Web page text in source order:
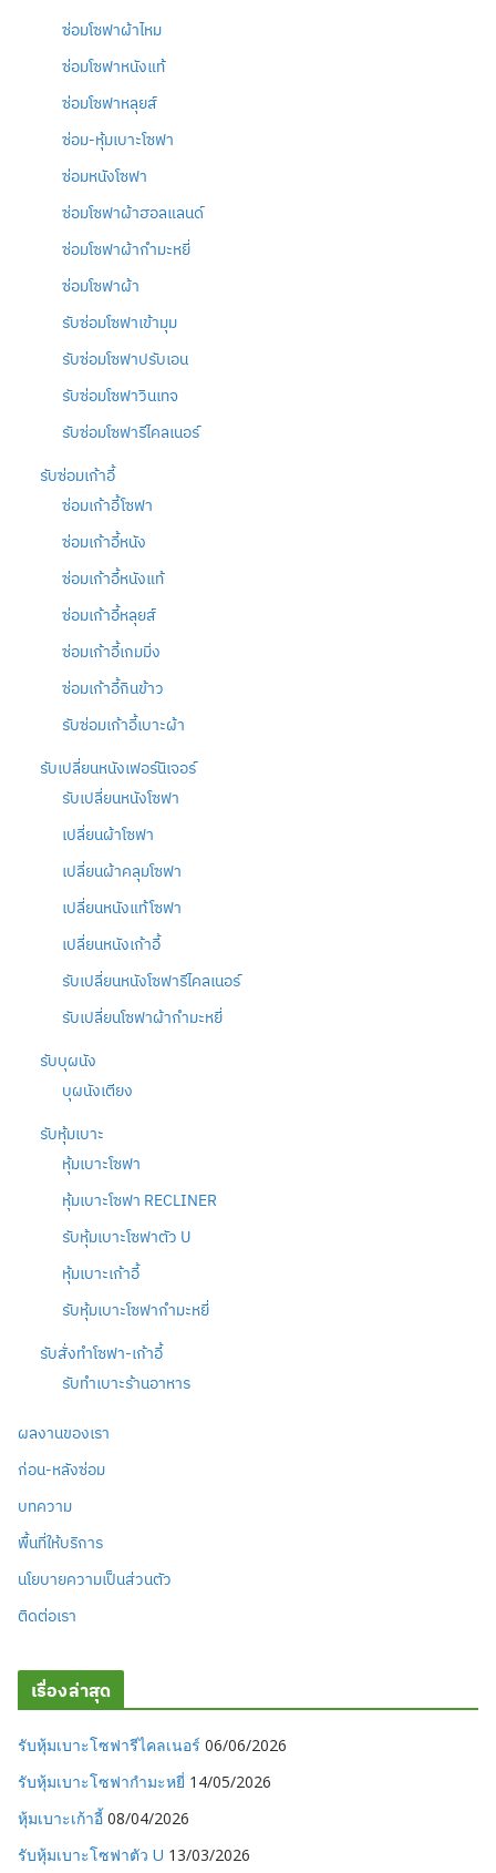
ซ่อมโซฟาผ้าไหม
ซ่อมโซฟาหนังแท้
ซ่อมโซฟาหลุยส์
ซ่อม-หุ้มเบาะโซฟา
ซ่อมหนังโซฟา
ซ่อมโซฟาผ้าฮอลแลนด์
ซ่อมโซฟาผ้ากำมะหยี่
ซ่อมโซฟาผ้า
รับซ่อมโซฟาเข้ามุม
รับซ่อมโซฟาปรับเอน
รับซ่อมโซฟาวินเทจ
รับซ่อมโซฟารีไคลเนอร์
รับซ่อมเก้าอี้
ซ่อมเก้าอี้โซฟา
ซ่อมเก้าอี้หนัง
ซ่อมเก้าอี้หนังแท้
ซ่อมเก้าอี้หลุยส์
ซ่อมเก้าอี้เกมมิ่ง
ซ่อมเก้าอี้กินข้าว
รับซ่อมเก้าอี้เบาะผ้า
รับเปลี่ยนหนังเฟอร์นิเจอร์
รับเปลี่ยนหนังโซฟา
เปลี่ยนผ้าโซฟา
เปลี่ยนผ้าคลุมโซฟา
เปลี่ยนหนังแท้โซฟา
เปลี่ยนหนังเก้าอี้
รับเปลี่ยนหนังโซฟารีไคลเนอร์
รับเปลี่ยนโซฟาผ้ากำมะหยี่
รับบุผนัง
บุผนังเตียง
รับหุ้มเบาะ
หุ้มเบาะโซฟา
หุ้มเบาะโซฟา RECLINER
รับหุ้มเบาะโซฟาตัว U
หุ้มเบาะเก้าอี้
รับหุ้มเบาะโซฟากำมะหยี่
รับสั่งทำโซฟา-เก้าอี้
รับทำเบาะร้านอาหาร
ผลงานของเรา
ก่อน-หลังซ่อม
บทความ
พื้นที่ให้บริการ
นโยบายความเป็นส่วนตัว
ติดต่อเรา
เรื่องล่าสุด
รับหุ้มเบาะโซฟารีไคลเนอร์ 06/06/2026
รับหุ้มเบาะโซฟากำมะหยี่ 14/05/2026
หุ้มเบาะเก้าอี้ 08/04/2026
รับหุ้มเบาะโซฟาตัว U 13/03/2026